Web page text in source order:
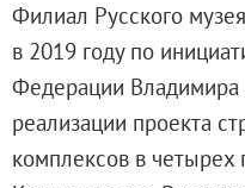
Памяти
Постоянные
Русское
Филиал Русского
в 2019 году по
Федерации Владимира
реализации проекта
комплексов в четырех